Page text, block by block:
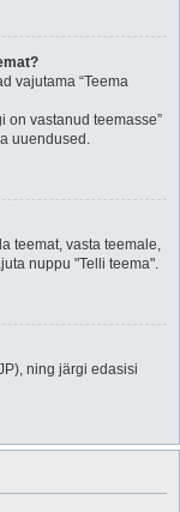
vajutama “Teema
on vastanud teemasse”
uuendused.
teemat, vasta teemale,
nuppu "Telli teema".
ning järgi edasisi